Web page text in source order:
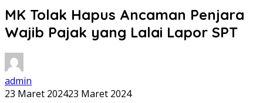
MK Tolak Hapus Ancaman Penjara
Wajib Pajak yang Lalai Lapor SPT
admin
23 Maret 202423 Maret 2024